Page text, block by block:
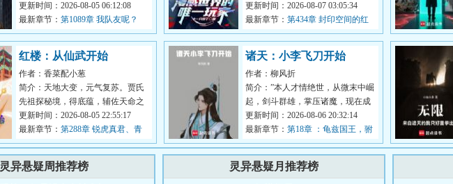
种黑暗色调的世界如果一定要穿越
到DC，那...
更新时间：2026-08-05 06:12:08
最新章节： 第1089章 我队友呢？
拟游戏。殊不知在游戏开始时，他
已经穿...
更新时间：2026-08-07 03:05:34
最新章节： 第434章 封印空间的红
色眼睛
红楼：从仙武开始
作者：香菜配小葱
简介：天地大变，元气复苏。贾氏
先祖探秘境，得底蕴，辅佐天命之
人一统汉家大地，建立大昭！贾氏
二代传人...
更新时间：2026-08-05 22:55:17
最新章节： 第288章 锐虎真君、青
霖远遁！
诸天：小李飞刀开始
作者：柳风折
简介：”本人才情绝世，从微末中崛
起，剑斗群雄，掌压诸魔，现在成
为天下公认的武林神话了，你这外
挂才来...
更新时间：2026-08-06 20:32:14
最新章节： 第18章 ：龟兹国王，驸
马胡铁花，对付移花接玉的法子
灵异悬疑周推荐榜 灵异悬疑月推荐榜